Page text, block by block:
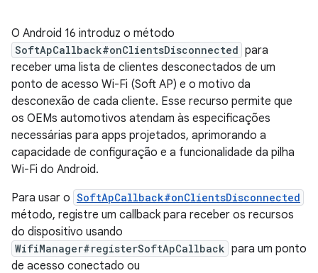
O Android 16 introduz o método
SoftApCallback#onClientsDisconnected para
receber uma lista de clientes desconectados de um
ponto de acesso Wi-Fi (Soft AP) e o motivo da
desconexão de cada cliente. Esse recurso permite que
os OEMs automotivos atendam às especificações
necessárias para apps projetados, aprimorando a
capacidade de configuração e a funcionalidade da pilha
Wi-Fi do Android.
Para usar o SoftApCallback#onClientsDisconnected
método, registre um callback para receber os recursos
do dispositivo usando
WifiManager#registerSoftApCallback para um ponto
de acesso conectado ou